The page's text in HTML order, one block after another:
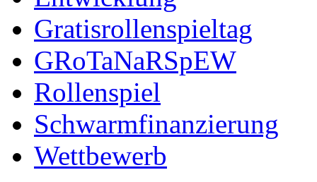
Gratisrollenspieltag
GRoTaNaRSpEW
Rollenspiel
Schwarmfinanzierung
Wettbewerb